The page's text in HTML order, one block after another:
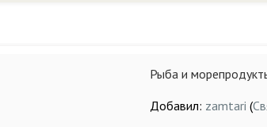
Рыба и
Добавил: zamtari (